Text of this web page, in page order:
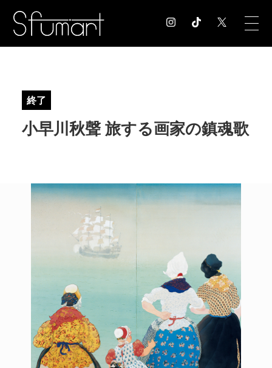
EXHIBITION 展覧会情報
NEWS お知らせ
CONTACT
POLICY COMPANY
終了
小早川秋聲 旅する画家の鎮魂歌